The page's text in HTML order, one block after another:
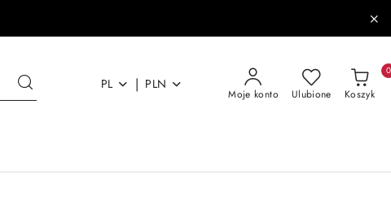
PL | PLN
Moje konto Ulubione Koszyk
0